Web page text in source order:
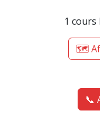
1 cours
🗺️
📞